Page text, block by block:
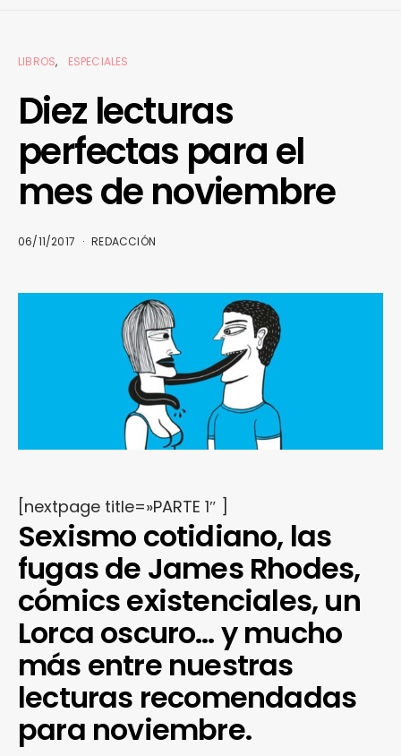
LIBROS ESPECIALES
Diez lecturas
perfectas para el
mes de noviembre
06/11/2017 REDACCIÓN
[nextpage title=»PARTE 1″ ]
Sexismo cotidiano, las
fugas de James Rhodes,
cómics existenciales, un
Lorca oscuro… y mucho
más entre nuestras
lecturas recomendadas
para noviembre.